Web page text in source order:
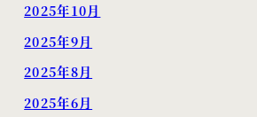
2025年10月
2025年9月
2025年8月
2025年6月